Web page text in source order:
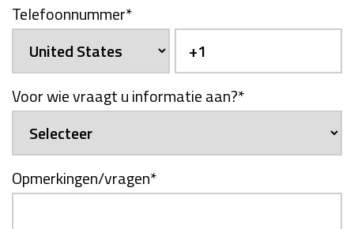
Telefoonnummer*
Voor wie vraagt u informatie aan?*
Opmerkingen/vragen*